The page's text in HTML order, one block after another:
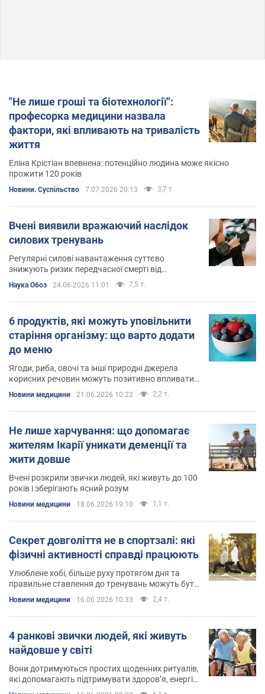
"Не лише гроші та біотехнології":
професорка медицини назвала
фактори, які впливають на тривалість
життя
Еліна Крістіан впевнена: потенційно людина може якісно
прожити 120 років
Новини. Суспільство 7.07.2026 20:13 3,7 т.
Вчені виявили вражаючий наслідок
силових тренувань
Регулярні силові навантаження суттєво
знижують ризик передчасної смерті від
небезпечних хронічних захворювань
Наука Обоз 24.06.2026 11:01 7,5 т.
6 продуктів, які можуть уповільнити
старіння організму: що варто додати
до меню
Ягоди, риба, овочі та інші природні джерела
корисних речовин можуть позитивно впливати
Новини медицини 21.06.2026 10:22 2,2 т.
Не лише харчування: що допомагає
жителям Ікарії уникати деменції та
жити довше
Вчені розкрили звички людей, які живуть до 100
років і зберігають ясний розум
Новини медицини 18.06.2026 19:10 1,1 т.
Секрет довголіття не в спортзалі: які
фізичні активності справді працюють
Улюблене хобі, більше руху протягом дня та
правильне ставлення до тренувань можуть бути
важливішими за інтенсивні навантаження
Новини медицини 16.06.2026 10:33 2,4 т.
4 ранкові звички людей, які живуть
найдовше у світі
Вони дотримуються простих щоденних ритуалів,
які допомагають підтримувати здоров’я, енергію